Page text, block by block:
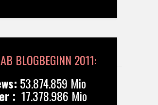
BLOGBEGINN 2011:
53.874.859 Mio
: 17.378.986 Mio